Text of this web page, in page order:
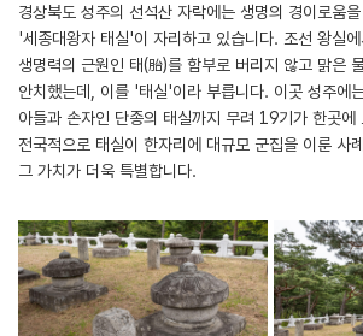
경상북도 성주의 선석산 자락에는 생명의 경이로움
'세종대왕자 태실'이 자리하고 있습니다. 조선 왕실
생명력의 근원인 태(胎)를 함부로 버리지 않고 맑은
안치했는데, 이를 '태실'이라 부릅니다. 이곳 성주에
아들과 손자인 단종의 태실까지 무려 19기가 한곳에
전국적으로 태실이 한자리에 대규모 군집을 이룬 사
그 가치가 더욱 특별합니다.